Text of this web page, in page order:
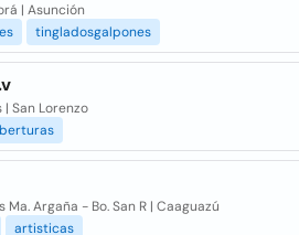
| Asunción
tingladosgalpones
| San Lorenzo
Argaña - Bo. San R | Caaguazú
artisticas